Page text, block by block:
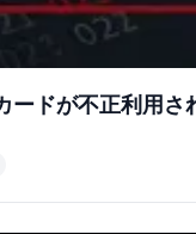
ードが不正利用さ